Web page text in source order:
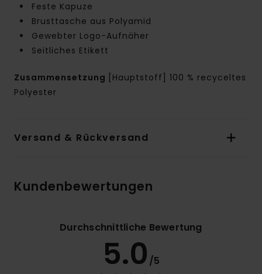
Feste Kapuze
Brusttasche aus Polyamid
Gewebter Logo-Aufnäher
Seitliches Etikett
Zusammensetzung
[Hauptstoff] 100 % recyceltes
Polyester
Versand & Rückversand
Kundenbewertungen
Durchschnittliche Bewertung
5.0 /5